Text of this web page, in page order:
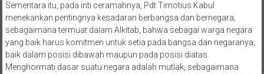
Sementara itu, pada inti ceramahnya, Pdt Timotius Kabul
menekankan pentingnya kesadaran berbangsa dan bernegara,
sebagaimana termuat dalam Alkitab, bahwa sebagai warga negara
yang baik harus komitmen untuk setia pada bangsa dan negaranya,
baik dalam posisi dibawah maupun pada posisi diatas.
Menghormati dasar suatu negara adalah mutlak, sebagaimana